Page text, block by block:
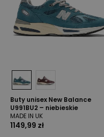
Buty unisex New Balance
U991BU2 – niebieskie
MADE IN UK
1149,99 zł